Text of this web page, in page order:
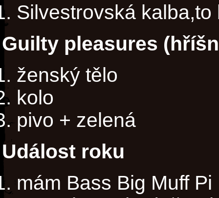
Silvestrovská kalba,to
Guilty pleasures
ženský tělo
kolo
pivo + zelená
Událost roku
mám Bass Big Muff Pi